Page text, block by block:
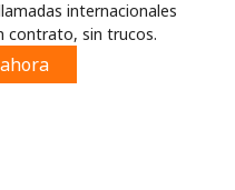
internacionales
contrato, sin trucos.